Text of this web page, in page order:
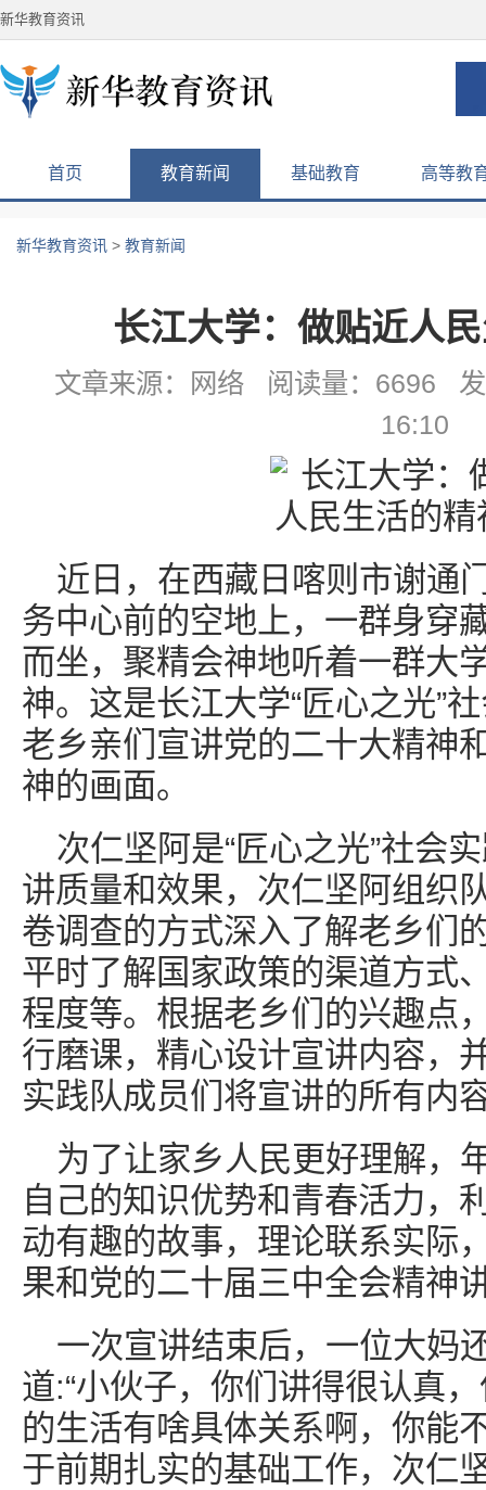
新华教育资讯
首页 教育新闻 基础教育 高等教
新华教育资讯 > 教育新闻
长江大学：做贴近人
文章来源：网络 阅读量：6696
16:10
近日，在西藏日喀则市谢通
务中心前的空地上，一群身穿
而坐，聚精会神地听着一群大
神。这是长江大学“匠心之光”
老乡亲们宣讲党的二十大精神
神的画面。
次仁坚阿是“匠心之光”社会
讲质量和效果，次仁坚阿组织
卷调查的方式深入了解老乡们
平时了解国家政策的渠道方式
程度等。根据老乡们的兴趣点
行磨课，精心设计宣讲内容，
实践队成员们将宣讲的所有内
为了让家乡人民更好理解，
自己的知识优势和青春活力，
动有趣的故事，理论联系实际
果和党的二十届三中全会精神
一次宣讲结束后，一位大妈
道:“小伙子，你们讲得很认真
的生活有啥具体关系啊，你能
于前期扎实的基础工作，次仁